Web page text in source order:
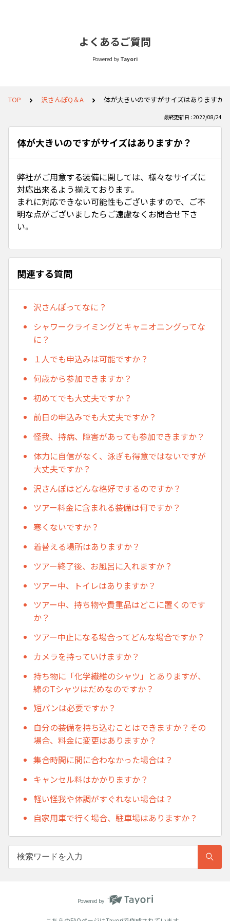
よくあるご質問
Powered by Tayori
TOP 沢さんぽQ＆A 体が大きいのですがサイズはありますか？
最終更新日 : 2022/08/24
体が大きいのですがサイズはありますか？
弊社がご用意する装備に関しては、様々なサイズに
対応出来るよう揃えております。
まれに対応できない可能性もございますので、ご不
明な点がございましたらご遠慮なくお問合せ下さ
い。
関連する質問
沢さんぽってなに？
シャワークライミングとキャニオニングってな
に？
１人でも申込みは可能ですか？
何歳から参加できますか？
初めてでも大丈夫ですか？
前日の申込みでも大丈夫ですか？
怪我、持病、障害があっても参加できますか？
体力に自信がなく、泳ぎも得意ではないですが
大丈夫ですか？
沢さんぽはどんな格好でするのですか？
ツアー料金に含まれる装備は何ですか？
寒くないですか？
着替える場所はありますか？
ツアー終了後、お風呂に入れますか？
ツアー中、トイレはありますか？
ツアー中、持ち物や貴重品はどこに置くのです
か？
ツアー中止になる場合ってどんな場合ですか？
カメラを持っていけますか？
持ち物に「化学繊維のシャツ」とありますが、
綿のTシャツはだめなのですか？
短パンは必要ですか？
自分の装備を持ち込むことはできますか？その
場合、料金に変更はありますか？
集合時間に間に合わなかった場合は？
キャンセル料はかかりますか？
軽い怪我や体調がすぐれない場合は？
自家用車で行く場合、駐車場はありますか？
Powered by